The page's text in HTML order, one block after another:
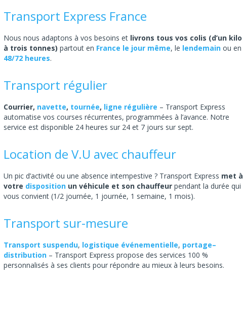
Transport Express France
Nous nous adaptons à vos besoins et livrons tous vos colis (d’un kilo
à trois tonnes) partout en France le jour même, le lendemain ou en
48/72 heures.
Transport régulier
Courrier, navette, tournée, ligne régulière – Transport Express
automatise vos courses récurrentes, programmées à l’avance. Notre
service est disponible 24 heures sur 24 et 7 jours sur sept.
Location de V.U avec chauffeur
Un pic d’activité ou une absence intempestive ? Transport Express met à
votre disposition un véhicule et son chauffeur pendant la durée qui
vous convient (1/2 journée, 1 journée, 1 semaine, 1 mois).
Transport sur-mesure
Transport suspendu, logistique événementielle, portage–
distribution – Transport Express propose des services 100 %
personnalisés à ses clients pour répondre au mieux à leurs besoins.